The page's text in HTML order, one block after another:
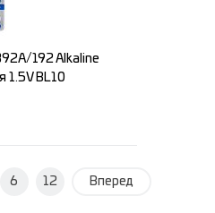
192 Alkaline
1.5V BL10
цену
6 12 Вперед